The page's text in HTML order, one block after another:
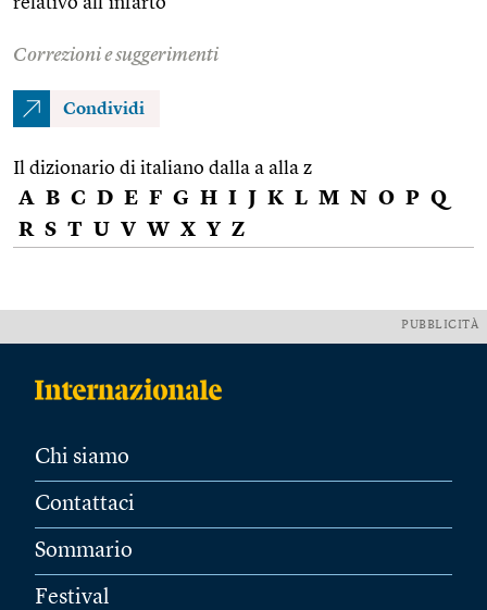
Correzioni e suggerimenti
Condividi
Il dizionario di italiano dalla a alla z
A B C D E F G H I J K L M N O P Q
R S T U V W X Y Z
PUBBLICITÀ
Chi siamo
Contattaci
Sommario
Festival